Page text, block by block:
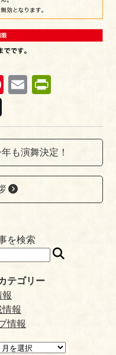
Pi
er
es
t
E
ail tF
ri
en
dl
y
も演舞決定！
を検索
テゴリー
情報
情報